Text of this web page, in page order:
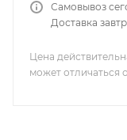
Самовывоз
Доставка
Цена
может отличаться